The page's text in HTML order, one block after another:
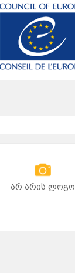
არ არის ლოგო